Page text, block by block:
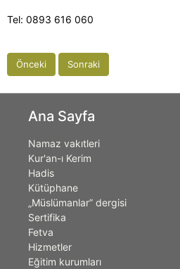
Tel: 0893 616 060
Önceki Sonraki
Ana Sayfa
Namaz vakıtleri
Kur'an-ı Kerim
Hadis
Kütüphane
„Müslümanlar” dergisi
Sertifika
Fetva
Hizmetler
Eğitim kurumları